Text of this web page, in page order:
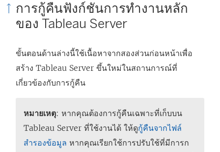
การกู้คืนฟังก์ชันการทำงานหลัก
ของ Tableau Server
ขั้นตอนด้านล่างนี้ใช้เนื้อหาจากสองส่วนก่อนหน้าเพื่อ
สร้าง Tableau Server ขึ้นใหม่ในสถานการณ์ที่
เกี่ยวข้องกับการกู้คืน
หมายเหตุ: หากคุณต้องการกู้คืนเฉพาะที่เก็บบน
Tableau Server ที่ใช้งานได้ ให้ดูกู้คืนจากไฟล์
สำรองข้อมูล หากคุณเรียกใช้การปรับใช้ที่มีการก